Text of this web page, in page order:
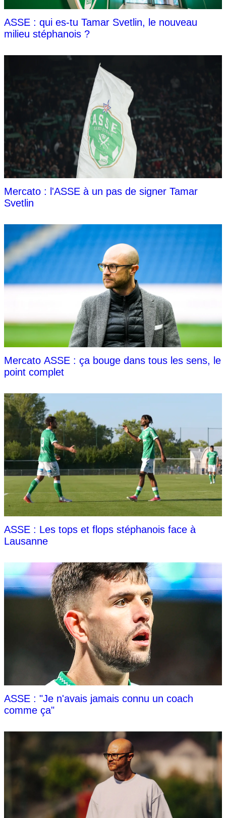
ASSE : qui es-tu Tamar Svetlin, le nouveau
milieu stéphanois ?
Mercato : l'ASSE à un pas de signer Tamar
Svetlin
Mercato ASSE : ça bouge dans tous les sens, le
point complet
ASSE : Les tops et flops stéphanois face à
Lausanne
ASSE : "Je n'avais jamais connu un coach
comme ça"